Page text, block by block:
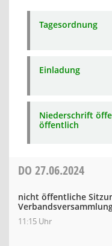
Tagesordnung
Einladung
Niederschrift
öffentlich
DO 27.06.2024
nicht öffentliche
11:15 Uhr